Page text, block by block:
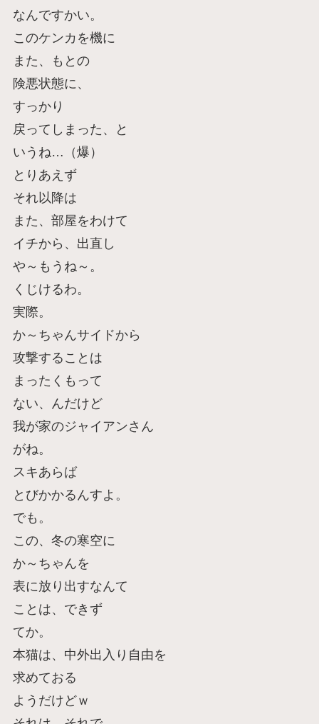
なんですかい。
このケンカを機に
また、もとの
険悪状態に、
すっかり
戻ってしまった、と
いうね…（爆）
とりあえず
それ以降は
また、部屋をわけて
イチから、出直し
や～もうね～。
くじけるわ。
実際。
か～ちゃんサイドから
攻撃することは
まったくもって
ない、んだけど
我が家のジャイアンさん
がね。
スキあらば
とびかかるんすよ。
でも。
この、冬の寒空に
か～ちゃんを
表に放り出すなんて
ことは、できず
てか。
本猫は、中外出入り自由を
求めておる
ようだけどｗ